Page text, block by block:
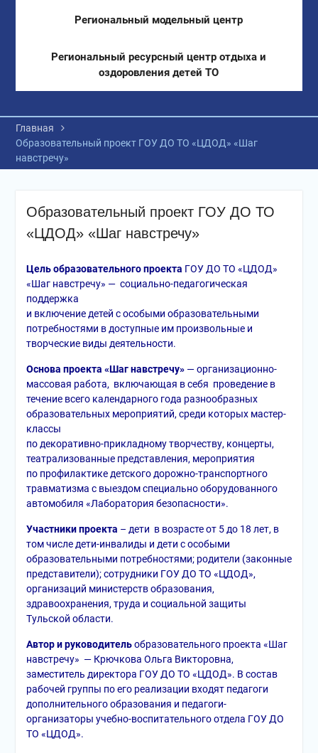
Региональный модельный центр
Региональный ресурсный центр отдыха и
оздоровления детей ТО
Главная
Образовательный проект ГОУ ДО ТО «ЦДОД» «Шаг
навстречу»
Образовательный проект ГОУ ДО ТО
«ЦДОД» «Шаг навстречу»
Цель образовательного проекта ГОУ ДО ТО «ЦДОД»
«Шаг навстречу» — социально-педагогическая
поддержка
и включение детей с особыми образовательными
потребностями в доступные им произвольные и
творческие виды деятельности.
Основа проекта «Шаг навстречу»— организационно-
массовая работа, включающая в себя проведение в
течение всего календарного года разнообразных
образовательных мероприятий, среди которых мастер-
классы
по декоративно-прикладному творчеству, концерты,
театрализованные представления, мероприятия
по профилактике детского дорожно-транспортного
травматизма с выездом специально оборудованного
автомобиля «Лаборатория безопасности».
Участники проекта – дети в возрасте от 5 до 18 лет, в
том числе дети-инвалиды и дети с особыми
образовательными потребностями; родители (законные
представители); сотрудники ГОУ ДО ТО «ЦДОД»,
организаций министерств образования,
здравоохранения, труда и социальной защиты
Тульской области.
Автор и руководительобразовательного проекта «Шаг
навстречу» — Крючкова Ольга Викторовна,
заместитель директора ГОУ ДО ТО «ЦДОД». В состав
рабочей группы по его реализации входят педагоги
дополнительного образования и педагоги-
организаторы учебно-воспитательного отдела ГОУ ДО
ТО «ЦДОД».